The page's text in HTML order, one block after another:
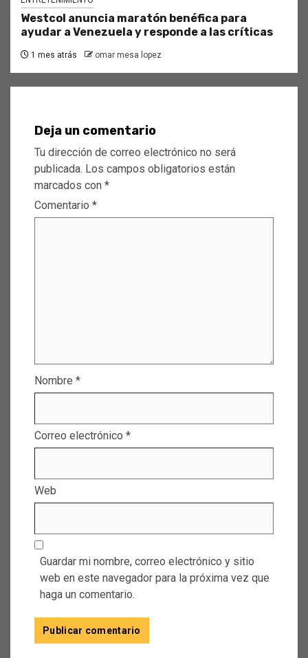
Westcol anuncia maratón benéfica para
ayudar a Venezuela y responde a las críticas
1 mes atrás omar mesa lopez
Deja un comentario
Tu dirección de correo electrónico no será
publicada. Los campos obligatorios están
marcados con *
Comentario *
Nombre *
Correo electrónico *
Web
Guardar mi nombre, correo electrónico y sitio
web en este navegador para la próxima vez que
haga un comentario.